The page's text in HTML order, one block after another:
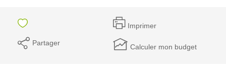
Imprimer
Partager Calculer mon budget